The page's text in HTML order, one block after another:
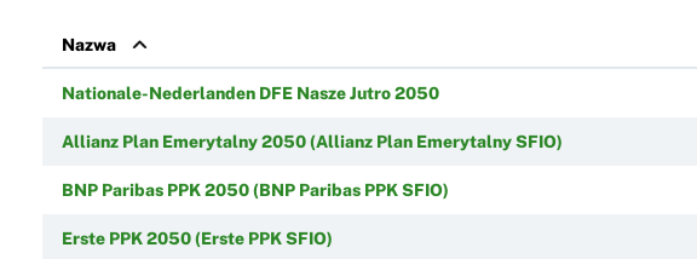
Nazwa
Nationale-Nederlanden DFE Nasze Jutro 2050
Allianz Plan Emerytalny 2050 (Allianz Plan Emerytalny SFIO)
BNP Paribas PPK 2050 (BNP Paribas PPK SFIO)
Erste PPK 2050 (Erste PPK SFIO)